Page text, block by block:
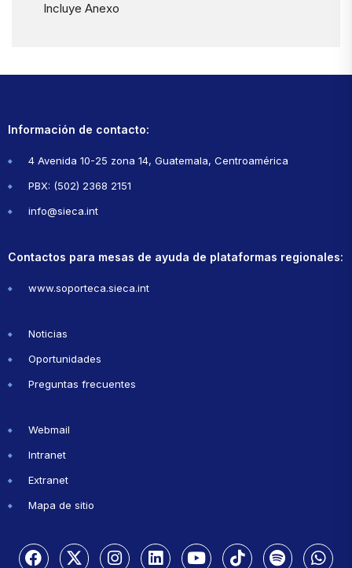
Incluye Anexo
Información de contacto:
4 Avenida 10-25 zona 14, Guatemala, Centroamérica
PBX: (502) 2368 2151
info@sieca.int
Contactos para mesas de ayuda de plataformas regionales:
www.soporteca.sieca.int
Noticias
Oportunidades
Preguntas frecuentes
Webmail
Intranet
Extranet
Mapa de sitio